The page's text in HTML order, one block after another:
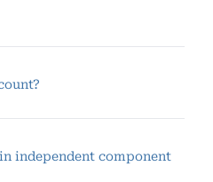
independent component